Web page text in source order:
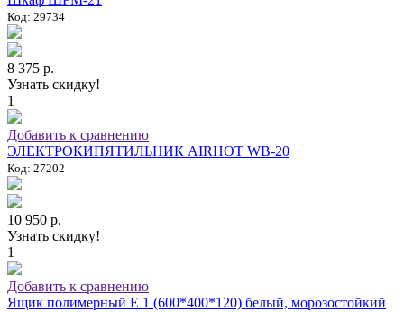
Код: 29734
8 375 р.
Узнать скидку!
1
Добавить к сравнению
ЭЛЕКТРОКИПЯТИЛЬНИК AIRHOT WB-20
Код: 27202
10 950 р.
Узнать скидку!
1
Добавить к сравнению
Ящик полимерный E 1 (600*400*120) белый, морозостойкий